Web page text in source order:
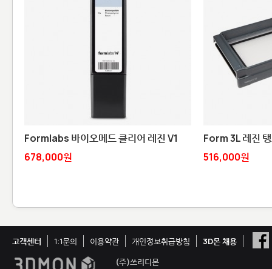
Formlabs 바이오메드 클리어 레진 V1
678,000원
Form 3L 레진
516,000원
고객센터 1:1문의 이용약관 개인정보취급방침
3D몬 채용
(주)쓰리디몬